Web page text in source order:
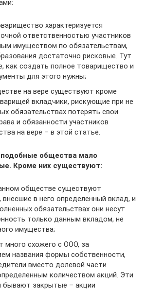
характеризуется
ответственностью участников
имуществом по обязательствам,
достаточно рисковые. Тут
как создать полное товарищество и
для этого нужны;
на вере существуют кроме
вкладчики, рискующие при не
обязательствах потерять свои
и обязанности участников
на вере – в этой статье.
общества мало
Кроме них существуют:
обществе существуют
внесшие в него определенный вклад, и
обязательствах они несут
только данным вкладом, не
имущества;
много схожего с ООО, за
названия формы собственности,
вместо долевой части
количеством акций. Эти
бывают закрытые – акции